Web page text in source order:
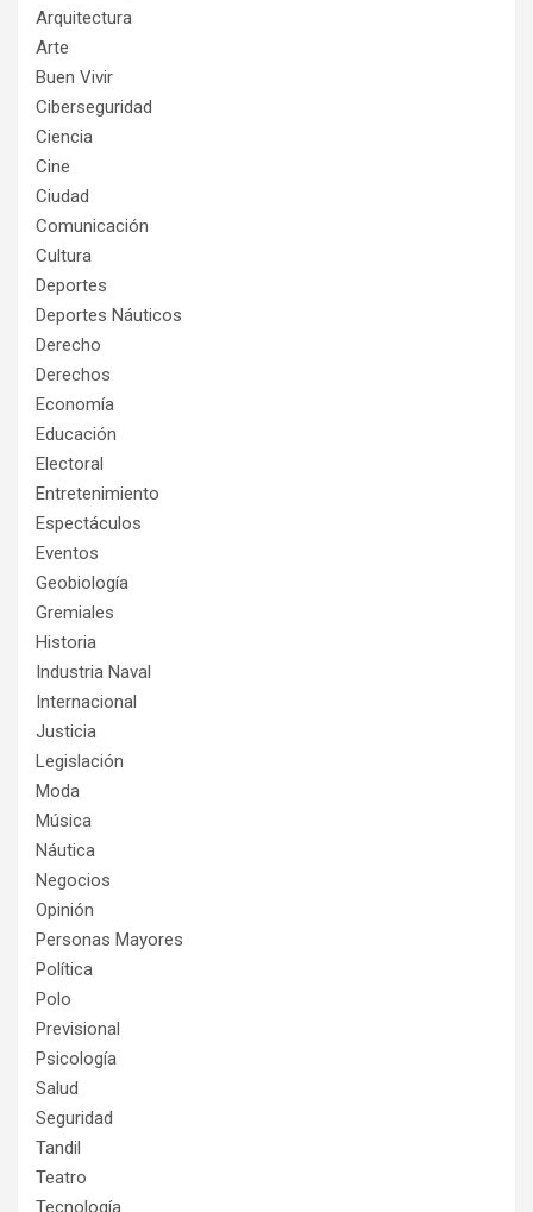
Arquitectura
Arte
Buen Vivir
Ciberseguridad
Ciencia
Cine
Ciudad
Comunicación
Cultura
Deportes
Deportes Náuticos
Derecho
Derechos
Economía
Educación
Electoral
Entretenimiento
Espectáculos
Eventos
Geobiología
Gremiales
Historia
Industria Naval
Internacional
Justicia
Legislación
Moda
Música
Náutica
Negocios
Opinión
Personas Mayores
Política
Polo
Previsional
Psicología
Salud
Seguridad
Tandil
Teatro
Tecnología